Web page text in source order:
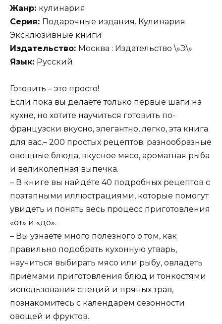
Жанр: кулинария
Серия: Подарочные издания. Кулинария.
Эксклюзивные книги
Издательство: Москва : Издательство \»Э\»
Язык: Русский
Готовить – это просто!
Если пока вы делаете только первые шаги на
кухне, но хотите научиться готовить по-
французски вкусно, элегантно, легко, эта книга
для вас.– 200 простых рецептов: разнообразные
овощные блюда, вкусное мясо, ароматная рыба
и великолепная выпечка.
– В книге вы найдёте 40 подробных рецептов с
поэтапными иллюстрациями, которые помогут
увидеть и понять весь процесс приготовления
«от» и «до».
– Вы узнаете много полезного о том, как
правильно подобрать кухонную утварь,
научиться выбирать мясо или рыбу, овладеть
приёмами приготовления блюд и тонкостями
использования специй и пряных трав,
познакомитесь с календарем сезонности
овощей и фруктов.